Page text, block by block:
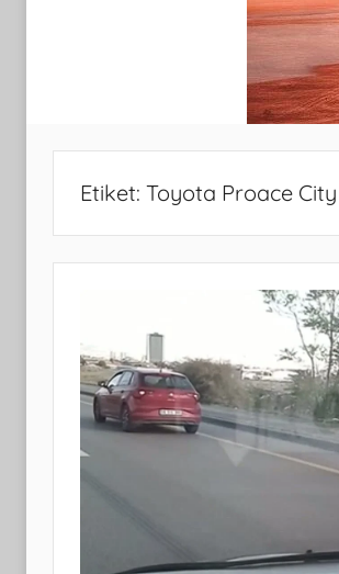
Etiket: Toyota Proace City